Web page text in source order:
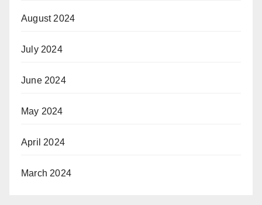
August 2024
July 2024
June 2024
May 2024
April 2024
March 2024